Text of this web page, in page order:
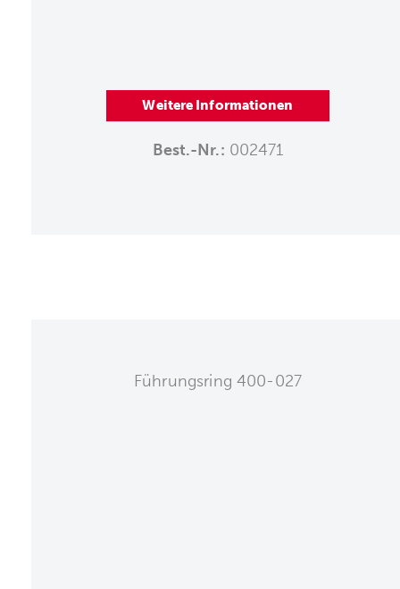
Weitere Informationen
Best.-Nr.: 002471
Führungsring 400-027